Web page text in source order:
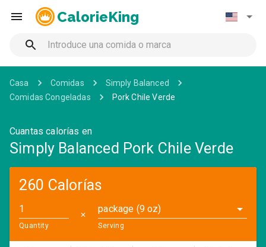
CalorieKing
Casa Comidas
Simply Balanced
Comidas Congeladas
Pork Chile Verde
Cuantas calorías en
Simply Balanced Pork Chile Verde
260 Calorías
Quantity
✕
package (9 oz)
Serving